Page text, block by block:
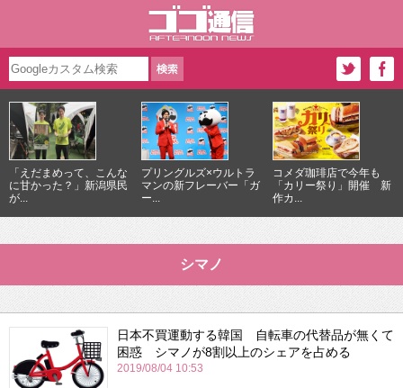
「えだまめって、こんな
に甘かった？」新潟県民
が...
プリングルズ×ウルトラ
マンの新フレーバー「ガ
ー...
コメダ珈琲店で今年も
「カリー祭り」開催 新
作カ...
シマノ
日本不買運動する韓国 自転車の代替品が無くて
困惑 シマノが8割以上のシェアを占める
2019/08/04 10:53